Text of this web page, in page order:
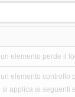
elemento perde il
elemento controllo
applica ai seguenti